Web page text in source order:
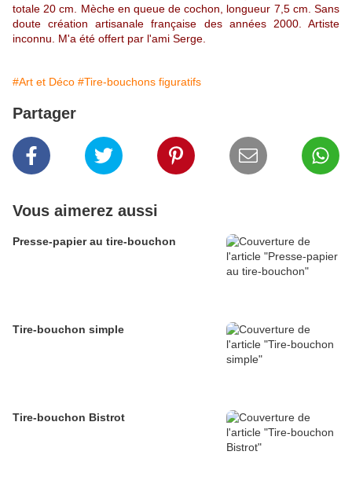
totale 20 cm. Mèche en queue de cochon, longueur 7,5 cm. Sans
doute création artisanale française des années 2000. Artiste
inconnu. M'a été offert par l'ami Serge.
#Art et Déco #Tire-bouchons figuratifs
Partager
Vous aimerez aussi
Presse-papier au tire-bouchon
Tire-bouchon simple
Tire-bouchon Bistrot